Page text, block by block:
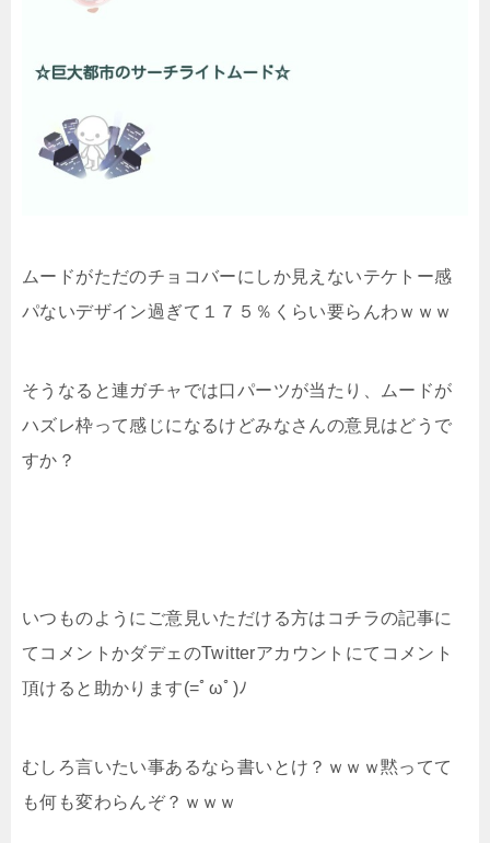
ムードがただのチョコバーにしか見えないテケトー感
パないデザイン過ぎて１７５％くらい要らんわｗｗｗ
そうなると連ガチャでは口パーツが当たり、ムードが
ハズレ枠って感じになるけどみなさんの意見はどうで
すか？
いつものようにご意見いただける方はコチラの記事に
てコメントかダデェのTwitterアカウントにてコメント
頂けると助かります(=ﾟωﾟ)ﾉ
むしろ言いたい事あるなら書いとけ？ｗｗｗ黙ってて
も何も変わらんぞ？ｗｗｗ